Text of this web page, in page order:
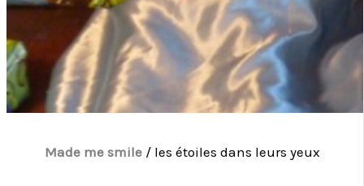
Made me smile/ les étoiles dans leurs yeux